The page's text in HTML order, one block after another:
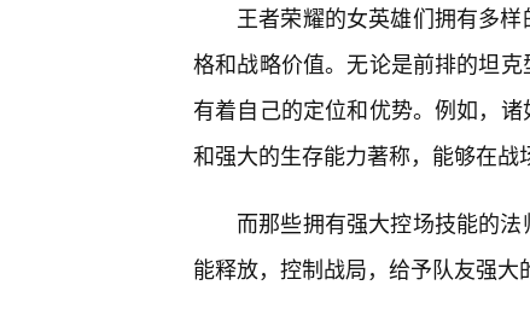
王者荣耀的女英雄们拥有多
格和战略价值。无论是前排的坦
有着自己的定位和优势。例如，
和强大的生存能力著称，能够在战
而那些拥有强大控场技能的
能释放，控制战局，给予队友强大